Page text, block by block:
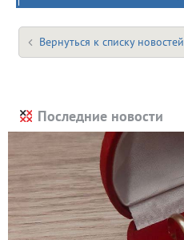
Вернуться к списку новостей
Последние новости